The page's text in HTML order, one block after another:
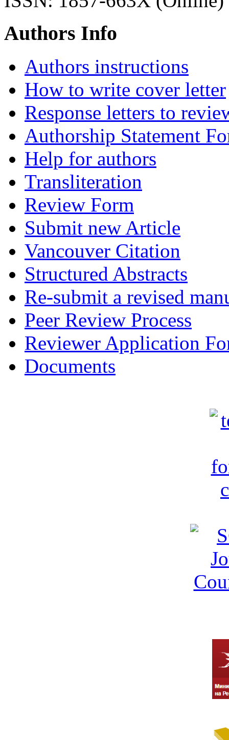
Authors Info
Authors instructions
How to write cover letter
Response letters to
Authorship Statement
Help for authors
Transliteration
Review Form
Submit new Article
Vancouver Citation
Structured Abstracts
Re-submit a revised
Peer Review Process
Reviewer Application
Documents